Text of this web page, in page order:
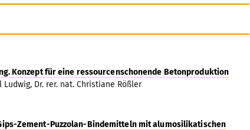
Konzept für eine ressourcenschonende Betonproduktion
Dr. rer. nat. Christiane Rößler
Zement-Puzzolan-Bindemitteln mit alumosilikatischen